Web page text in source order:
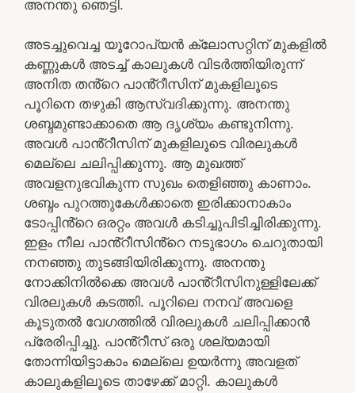
അനന്തു ഞെട്ടി.
അടച്ചുവെച്ച യൂറോപ്യൻ ക്ലോസറ്റിന് മുകളിൽ
കണ്ണുകൾ അടച്ച് കാലുകൾ വിടർത്തിയിരുന്ന്
അനിത തൻ്റെ പാൻ്റീസിന് മുകളിലൂടെ
പൂറിനെ തഴുകി ആസ്വദിക്കുന്നു. അനന്തു
ശബ്ദമുണ്ടാക്കാതെ ആ ദൃശ്യം കണ്ടുനിന്നു.
അവൾ പാൻ്റീസിന് മുകളിലൂടെ വിരലുകൾ
മെല്ലെ ചലിപ്പിക്കുന്നു. ആ മുഖത്ത്
അവളനുഭവികുന്ന സുഖം തെളിഞ്ഞു കാണാം.
ശബ്ദം പുറത്തുകേൾക്കാതെ ഇരിക്കാനാകാം
ടോപ്പിൻ്റെ ഒരറ്റം അവൾ കടിച്ചുപിടിച്ചിരിക്കുന്നു.
ഇളം നീല പാൻ്റീസിൻ്റെ നടുഭാഗം ചെറുതായി
നനഞ്ഞു തുടങ്ങിയിരിക്കുന്നു. അനന്തു
നോക്കിനിൽക്കെ അവൾ പാൻ്റീസിനുള്ളിലേക്ക്
വിരലുകൾ കടത്തി. പൂറിലെ നനവ് അവളെ
കൂടുതൽ വേഗത്തിൽ വിരലുകൾ ചലിപ്പിക്കാൻ
പ്രേരിപ്പിച്ചു. പാൻ്റീസ് ഒരു ശല്യമായി
തോന്നിയിട്ടാകാം മെല്ലെ ഉയർന്നു അവളത്
കാലുകളിലൂടെ താഴേക്ക് മാറ്റി. കാലുകൾ